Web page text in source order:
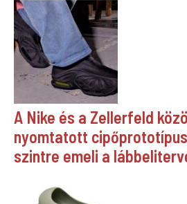
A Nike és a Zellerfeld
nyomtatott
szintre emeli a